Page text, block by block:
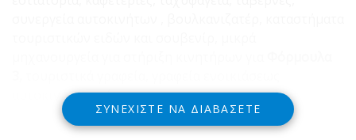
αυτοκινήτων κ.ά.
ΣΥΝΕΧΊΣΤΕ ΝΑ ΔΙΑΒΆΣΕΤΕ